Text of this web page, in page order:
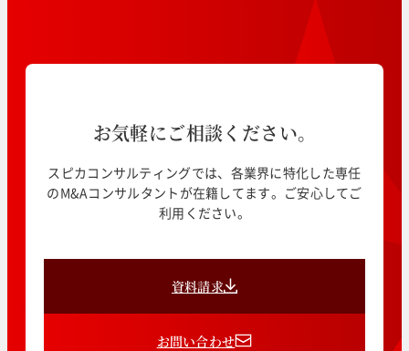
お気軽にご相談ください。
スピカコンサルティングでは、各業界に特化した専任
のM&Aコンサルタントが在籍してます。ご安心してご
利用ください。
資料請求
お問い合わせ